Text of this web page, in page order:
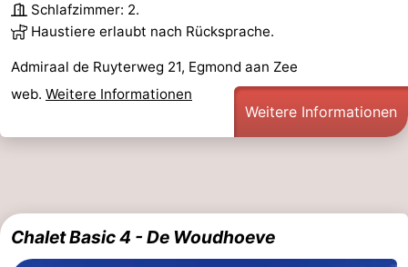
Surfen
-
Essen
und
Veranstaltungen
Forum
Route
Schlafzimmer: 2.
Haustiere erlaubt nach Rücksprache.
Admiraal de Ruyterweg 21, Egmond aan Zee
web. Weitere Informationen
Weitere Informationen
Chalet Basic 4 - De Woudhoeve